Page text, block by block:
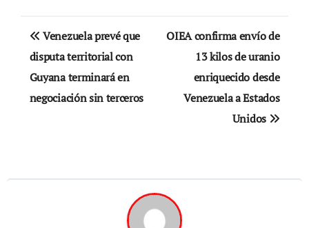
Navegación
de
entradas
Venezuela prevé que
disputa territorial con
Guyana terminará en
negociación sin terceros
OIEA confirma envío de
13 kilos de uranio
enriquecido desde
Venezuela a Estados
Unidos